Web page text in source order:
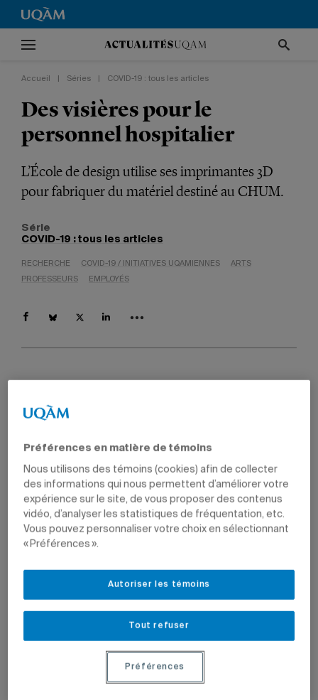
Accueil Séries COVID-19 : tous les articles
Des visières pour le
personnel hospitalier
L’École de design utilise ses imprimantes 3D
pour fabriquer du matériel destiné au CHUM.
Série
COVID-19 : tous les articles
RECHERCHE COVID-19 / INITIATIVES UQAMIENNES
ARTS
PROFESSEURS
EMPLOYÉS
7 mai 2020 à 17 h 05
Mis à jour le 8 mai 2020 à 10 h 05
Série COVID-19: tous les articles
Les nouvelles sur la situation à l’Université entourant la
COVID-19 et les analyses des experts sur la crise sont
réunies dans cette série.
design Geneviève Le Guerrier-Aubry essaie une
visière fabriquée grâce à l’imprimante 3D.
Photo: École de design
Au cours des dernières semaines, l’École de design s’est
associée à un réseau constitué par l’École de technologie
supérieure (ETS) et d’autres partenaires au sein
collectif SantéLibre. Ce réseau organise la fabrication
Préférences en matière de témoins
Nous utilisons des témoins (cookies) afin de collecter
des informations qui nous permettent d’améliorer votre
expérience sur le site, de vous proposer des contenus
vidéo, d’analyser les statistiques de fréquentation, etc.
Vous pouvez personnaliser votre choix en sélectionnant
« Préférences ».
Tout refuser
Autoriser les témoins
Préférences